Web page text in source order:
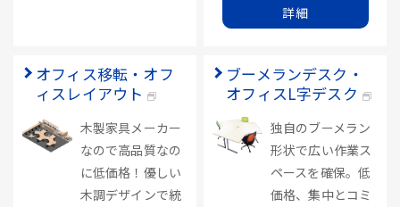
詳細
オフィス移転・オフ
ィスレイアウト
木製家具メーカー
なので高品質なの
に低価格！優しい
木調デザインで統
ブーメランデスク・
オフィスL字デスク
独自のブーメラン
形状で広い作業ス
ペースを確保。低
価格、集中とコミ